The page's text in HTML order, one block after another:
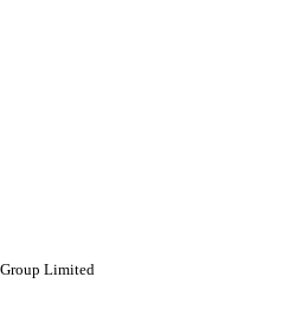
Limited